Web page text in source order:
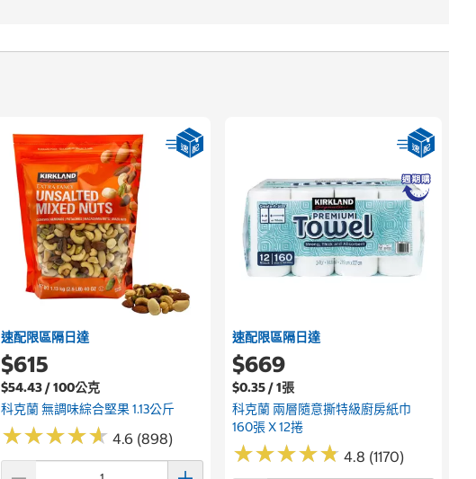
速配限區隔日達
$615
$54.43 / 100公克
科克蘭 無調味綜合堅果 1.13公斤
★★★★★
★★★★★ 4.6 (898)
速配限區隔日達
$669
$0.35 / 1張
科克蘭 兩層隨意撕特級廚房紙巾
160張 X 12捲
★★★★★
★★★★★ 4.8 (1170)